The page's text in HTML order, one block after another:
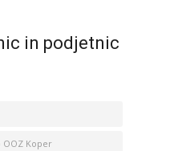
in podjetnic
OOZ Koper